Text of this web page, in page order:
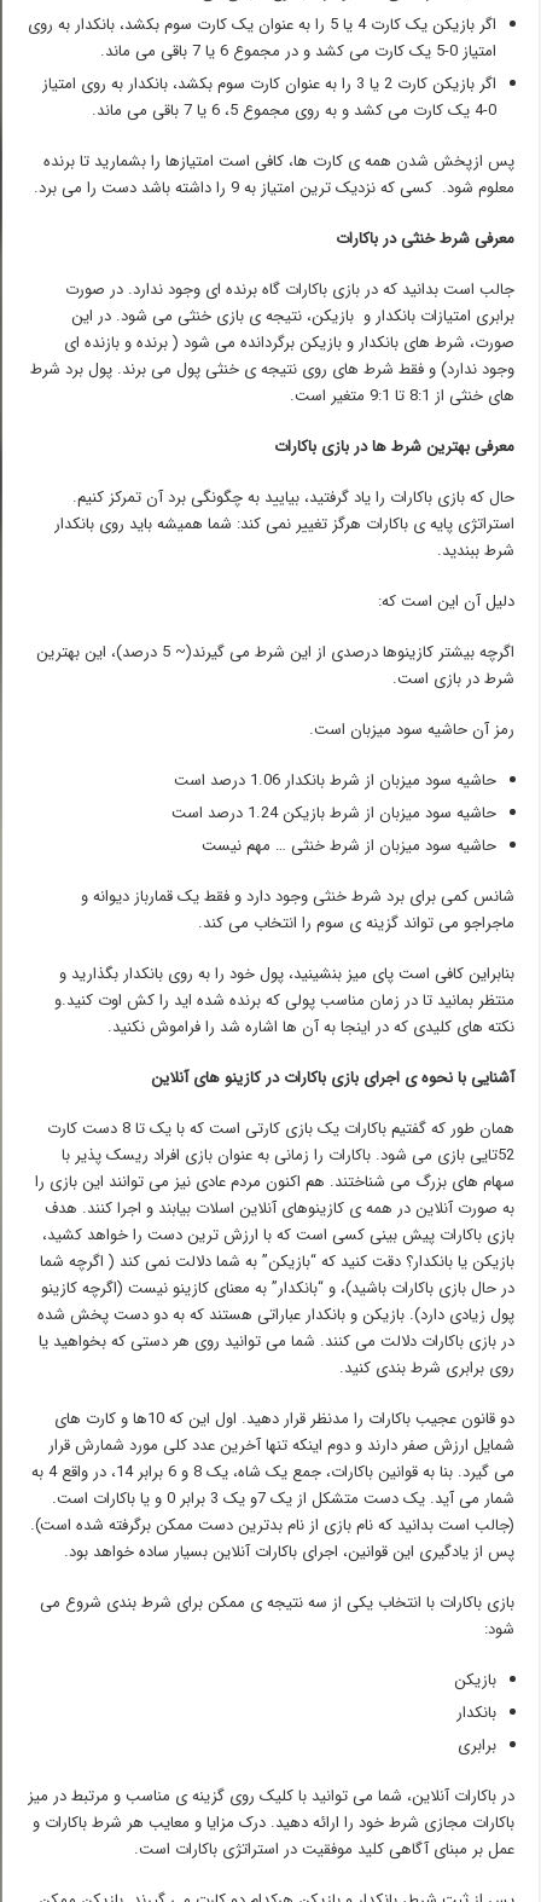
اگر بازیکن یک کارت 4 یا 5 را به عنوان یک کارت سوم بکشد، بانکدار به روی
امتیاز 0-5 یک کارت می کشد و در مجموع 6 یا 7 باقی می ماند.
اگر بازیکن کارت 2 یا 3 را به عنوان کارت سوم بکشد، بانکدار به روی امتیاز
پس ازپخش شدن همه ی کارت ها، کافی است امتیازها را بشمارید تا برنده
معلوم شود. کسی که نزدیک ترین امتیاز به 9 را داشته باشد دست را می برد.
معرفی شرط خنثی در باکارات
جالب است بدانید که در بازی باکارات گاه برنده ای وجود ندارد. در صورت
برابری امتیازات بانکدار و بازیکن، نتیجه ی بازی خنثی می شود. در این
صورت، شرط های بانکدار و بازیکن برگردانده می شود ( برنده و بازنده ای
وجود ندارد) و فقط شرط های روی نتیجه ی خنثی پول می برند. پول برد شرط
های خنثی از 8:1 تا 9:1 متغیر است.
معرفی بهترین شرط ها در بازی باکارات
حال که بازی باکارات را یاد گرفتید، بیایید به چگونگی برد آن تمرکز کنیم.
استراتژی پایه ی باکارات هرگز تغییر نمی کند: شما همیشه باید روی بانکدار
شرط ببندید.
دلیل آن این است که:
اگرچه بیشتر کازینوها درصدی از این شرط می گیرند(~ 5 درصد)، این بهترین
شرط در بازی است.
رمز آن حاشیه سود میزبان است.
حاشیه سود میزبان از شرط بانکدار 1.06 درصد است
حاشیه سود میزبان از شرط بازیکن 1.24 درصد است
حاشیه سود میزبان از شرط خنثی … مهم نیست
شانس کمی برای برد شرط خنثی وجود دارد و فقط یک قمارباز دیوانه و
ماجراجو می تواند گزینه ی سوم را انتخاب می کند.
بنابراین کافی است پای میز بنشینید، پول خود را به روی بانکدار بگذارید و
منتظر بمانید تا در زمان مناسب پولی که برنده شده اید را کش اوت کنید.و
نکته های کلیدی که در اینجا به آن ها اشاره شد را فراموش نکنید.
آشنایی با نحوه ی اجرای بازی باکارات در کازینو های آنلاین
همان طور که گفتیم باکارات یک بازی کارتی است که با یک تا 8 دست کارت
52تایی بازی می شود. باکارات را زمانی به عنوان بازی افراد ریسک پذیر با
سهام های بزرگ می شناختند. هم اکنون مردم عادی نیز می توانند این بازی را
به صورت آنلاین در همه ی کازینوهای آنلاین اسلات بیابند و اجرا کنند. هدف
بازی باکارات پیش بینی کسی است که با ارزش ترین دست را خواهد کشید،
بازیکن یا بانکدار؟ دقت کنید که “بازیکن” به شما دلالت نمی کند ( اگرچه شما
در حال بازی باکارات باشید)، و “بانکدار” به معنای کازینو نیست (اگرچه کازینو
پول زیادی دارد). بازیکن و بانکدار عباراتی هستند که به دو دست پخش شده
در بازی باکارات دلالت می کنند. شما می توانید روی هر دستی که بخواهید یا
روی برابری شرط بندی کنید.
دو قانون عجیب باکارات را مدنظر قرار دهید. اول این که 10ها و کارت های
شمایل ارزش صفر دارند و دوم اینکه تنها آخرین عدد کلی مورد شمارش قرار
می گیرد. بنا به قوانین باکارات، جمع یک شاه، یک 8 و 6 برابر 14، در واقع 4 به
شمار می آید. یک دست متشکل از یک 7و یک 3 برابر 0 و یا باکارات است.
(جالب است بدانید که نام بازی از نام بدترین دست ممکن برگرفته شده است).
پس از یادگیری این قوانین، اجرای باکارات آنلاین بسیار ساده خواهد بود.
بازی باکارات با انتخاب یکی از سه نتیجه ی ممکن برای شرط بندی شروع می
شود:
بازیکن
بانکدار
برابری
در باکارات آنلاین، شما می توانید با کلیک روی گزینه ی مناسب و مرتبط در میز
باکارات مجازی شرط خود را ارائه دهید. درک مزایا و معایب هر شرط باکارات و
عمل بر مبنای آگاهی کلید موفقیت در استراتژی باکارات است.